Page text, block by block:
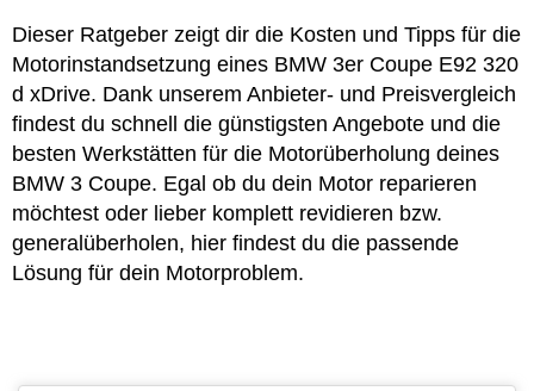
Dieser Ratgeber zeigt dir die Kosten und Tipps für die
Motorinstandsetzung eines BMW 3er Coupe E92 320
d xDrive. Dank unserem Anbieter- und Preisvergleich
findest du schnell die günstigsten Angebote und die
besten Werkstätten für die Motorüberholung deines
BMW 3 Coupe. Egal ob du dein Motor reparieren
möchtest oder lieber komplett revidieren bzw.
generalüberholen, hier findest du die passende
Lösung für dein Motorproblem.